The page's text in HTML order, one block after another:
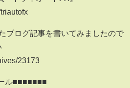
ブログ記事を書いてみましたので
23173
ル■■■■■■■